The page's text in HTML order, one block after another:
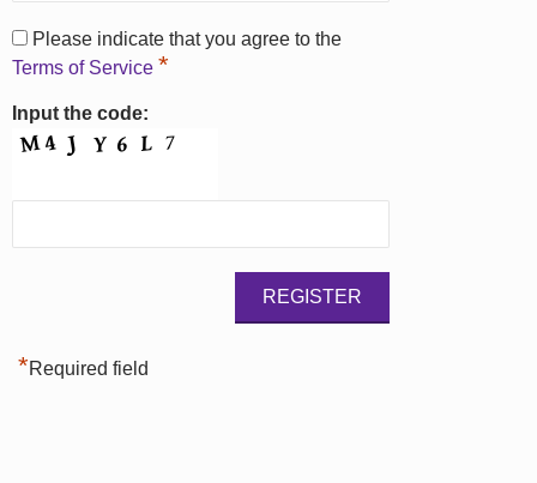
Please indicate that you agree to the
Terms of Service *
Input the code:
*Required field